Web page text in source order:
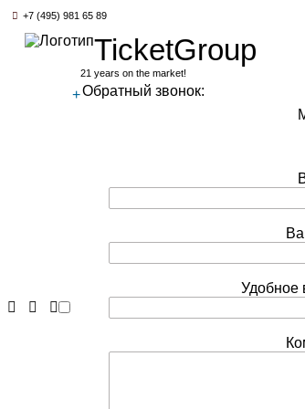
+7 (495) 981 65 89
TicketGroup
21 years on the market!
+Обратный звонок:
Удобное